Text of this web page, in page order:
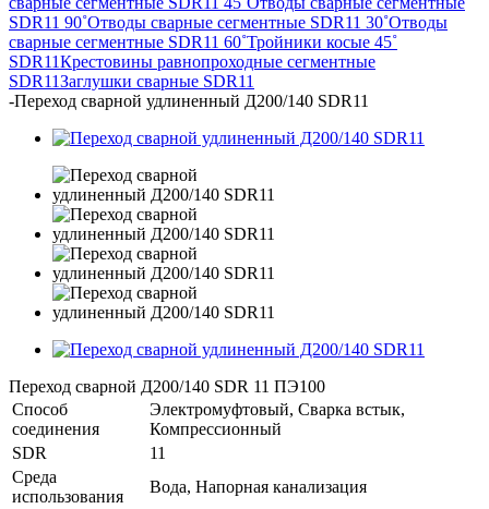
SDR11 90˚Отводы сварные сегментные SDR11 30˚Отводы
сварные сегментные SDR11 60˚Тройники косые 45˚
SDR11Крестовины равнопроходные сегментные
SDR11Заглушки сварные SDR11
-Переход сварной удлиненный Д200/140 SDR11
Переход сварной Д200/140 SDR 11 ПЭ100
Способ
соединения
Электромуфтовый, Сварка встык,
Компрессионный
SDR
11
Среда
использования
Вода, Напорная канализация